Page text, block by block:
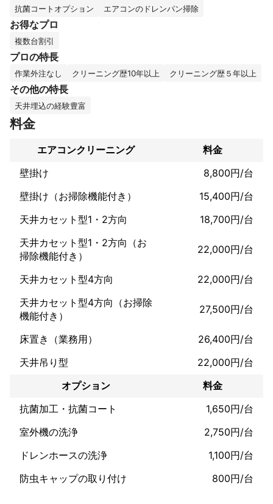
ービスが強みです。
また、空調設備に関して洗浄だけでなく取付も行っております。
あらゆる視点から設備状況に合わせたアドバイス等を提供いたし
ます。
アピールポイント
多くの経験と知識を生かした、低価格で質の高いサービスの提供
を心掛けています。
追加料金や深夜料金等はなく、夜間対応も可能です。また、年中
無休で対応しています。
緊急時やご要望があれば、お気軽にご相談ください。
抗菌コートオプション
エアコンのドレンパン掃除
お得なプロ
複数台割引
プロの特長
作業外注なし クリーニング歴10年以上 クリーニング歴５年以上
その他の特長
天井埋込の経験豊富
料金
エアコンクリーニング
料金
壁掛け
8,800円/台
壁掛け（お掃除機能付き）
15,400円/台
天井カセット型1・2方向
18,700円/台
天井カセット型1・2方向（お
掃除機能付き）
22,000円/台
天井カセット型4方向
22,000円/台
天井カセット型4方向（お掃除
機能付き）
27,500円/台
床置き（業務用）
26,400円/台
天井吊り型
22,000円/台
オプション
料金
抗菌加工・抗菌コート
1,650円/台
室外機の洗浄
2,750円/台
ドレンホースの洗浄
1,100円/台
防虫キャップの取り付け
800円/台